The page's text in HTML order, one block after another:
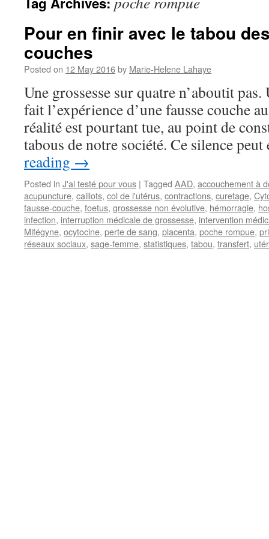
Pour en finir avec le tabou
couches
Posted on 12 May 2016by Marie-Helene Lahaye
Une grossesse sur quatre n’aboutit
fait l’expérience d’une fausse couche
réalité est pourtant tue, au point de
tabous de notre société. Ce silence
reading →
Posted in J'ai testé pour vous | Tagged AAD, accouchement à
acupuncture, caillots, col de l'utérus, contractions, curetage,
fausse-couche, foetus, grossesse non évolutive, hémorragie,
infection, interruption médicale de grossesse, intervention
Mifégyne, ocytocine, perte de sang, placenta, poche rompue,
réseaux sociaux, sage-femme, statistiques, tabou, transfert,